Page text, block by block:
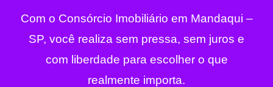
Com o Consórcio Imobiliário em Mandaqui –
SP, você realiza sem pressa, sem juros e
com liberdade para escolher o que
realmente importa.